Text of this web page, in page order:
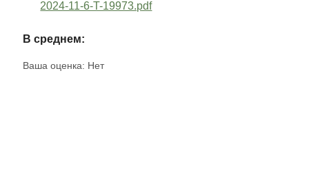
2024-11-6-T-19973.pdf
В среднем:
Ваша оценка: Нет